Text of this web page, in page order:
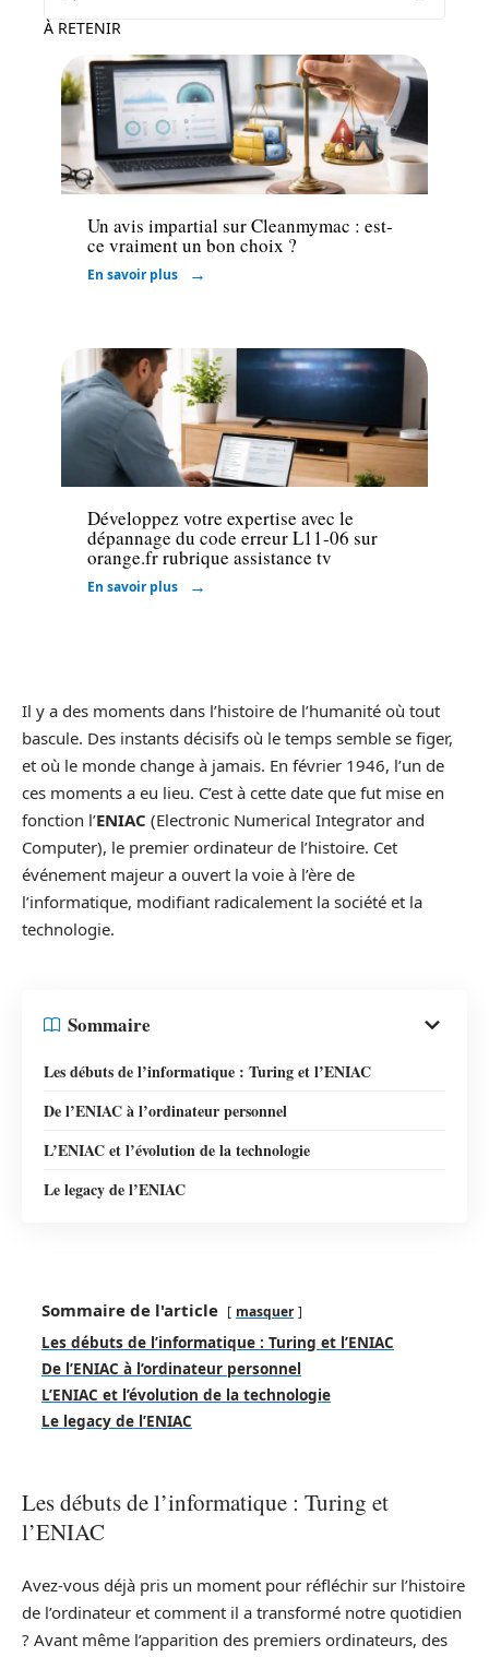
À RETENIR
High-Tech
Un avis impartial sur Cleanmymac : est-
ce vraiment un bon choix ?
En savoir plus
Informatique
Développez votre expertise avec le
dépannage du code erreur L11-06 sur
orange.fr rubrique assistance tv
En savoir plus
Il y a des moments dans l’histoire de l’humanité où tout
bascule. Des instants décisifs où le temps semble se figer,
et où le monde change à jamais. En février 1946, l’un de
ces moments a eu lieu. C’est à cette date que fut mise en
fonction l’ENIAC (Electronic Numerical Integrator and
Computer), le premier ordinateur de l’histoire. Cet
événement majeur a ouvert la voie à l’ère de
l’informatique, modifiant radicalement la société et la
technologie.
Sommaire
Les débuts de l’informatique : Turing et l’ENIAC
De l’ENIAC à l’ordinateur personnel
L’ENIAC et l’évolution de la technologie
Le legacy de l’ENIAC
Sommaire de l'article masquer
Les débuts de l’informatique : Turing et l’ENIAC
De l’ENIAC à l’ordinateur personnel
L’ENIAC et l’évolution de la technologie
Le legacy de l’ENIAC
Les débuts de l’informatique : Turing et
l’ENIAC
Avez-vous déjà pris un moment pour réfléchir sur l’histoire
de l’ordinateur et comment il a transformé notre quotidien
? Avant même l’apparition des premiers ordinateurs, des